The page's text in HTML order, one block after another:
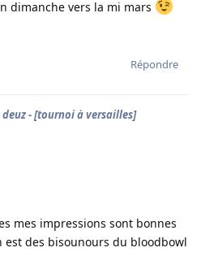
dimanche vers la mi mars
Répondre
- [tournoi à versailles]
mes impressions sont bonnes
est des bisounours du bloodbowl